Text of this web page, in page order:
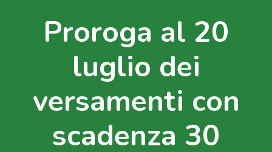
Proroga al 20
luglio dei
versamenti con
scadenza 30